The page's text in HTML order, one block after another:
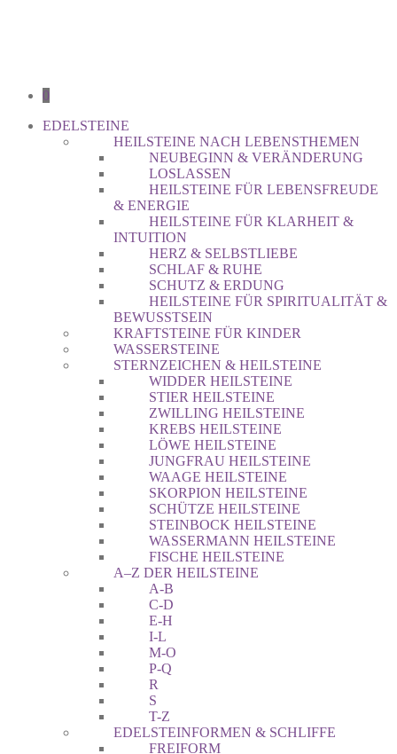
0
EDELSTEINE
HEILSTEINE NACH LEBENSTHEMEN
NEUBEGINN & VERÄNDERUNG
LOSLASSEN
HEILSTEINE FÜR LEBENSFREUDE
& ENERGIE
HEILSTEINE FÜR KLARHEIT &
INTUITION
HERZ & SELBSTLIEBE
SCHLAF & RUHE
SCHUTZ & ERDUNG
HEILSTEINE FÜR SPIRITUALITÄT &
BEWUSSTSEIN
KRAFTSTEINE FÜR KINDER
WASSERSTEINE
STERNZEICHEN & HEILSTEINE
WIDDER HEILSTEINE
STIER HEILSTEINE
ZWILLING HEILSTEINE
KREBS HEILSTEINE
LÖWE HEILSTEINE
JUNGFRAU HEILSTEINE
WAAGE HEILSTEINE
SKORPION HEILSTEINE
SCHÜTZE HEILSTEINE
STEINBOCK HEILSTEINE
WASSERMANN HEILSTEINE
FISCHE HEILSTEINE
A–Z DER HEILSTEINE
A-B
C-D
E-H
I-L
M-O
P-Q
R
S
T-Z
EDELSTEINFORMEN & SCHLIFFE
FREIFORM